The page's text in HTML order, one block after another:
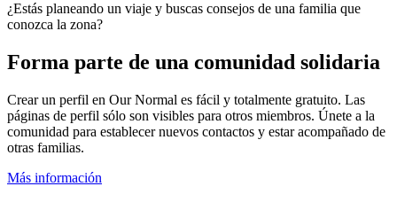
¿Estás planeando un viaje y buscas consejos de una familia que
conozca la zona?
Forma parte de una comunidad solidaria
Crear un perfil en Our Normal es fácil y totalmente gratuito. Las
páginas de perfil sólo son visibles para otros miembros. Únete a la
comunidad para establecer nuevos contactos y estar acompañado de
otras familias.
Más información